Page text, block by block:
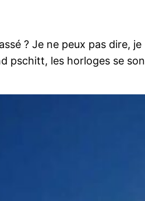
? Je ne peux pas dire,
pschitt, les horloges se